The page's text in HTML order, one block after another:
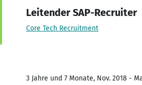
Leitender SAP-Recruiter
Core Tech Recruitment
3 Jahre und 7 Monate, Nov. 2018 -